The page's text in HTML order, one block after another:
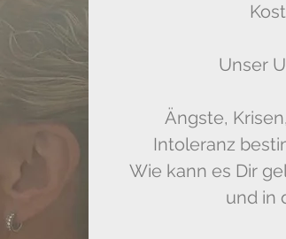
Unser
Ängste,
Intoleranz
Wie kann es Dir
und in